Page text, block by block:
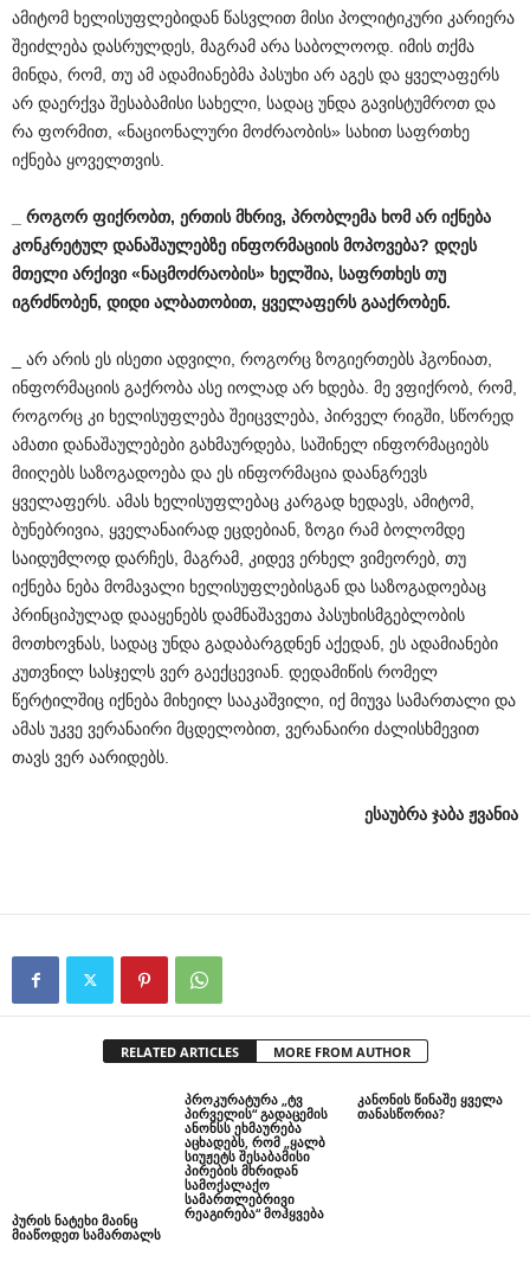
ამიტომ ხელისუფლებიდან წასვლით მისი პოლიტიკური კარიერა
შეიძლება დასრულდეს, მაგრამ არა საბოლოოდ. იმის თქმა
მინდა, რომ, თუ ამ ადამიანებმა პასუხი არ აგეს და ყველაფერს
არ დაერქვა შესაბამისი სახელი, სადაც უნდა გავისტუმროთ და
რა ფორმით, «ნაციონალური მოძრაობის» სახით საფრთხე
იქნება ყოველთვის.
როგორ ფიქრობთ, ერთის მხრივ, პრობლემა ხომ არ იქნება
კონკრეტულ დანაშაულებზე ინფორმაციის მოპოვება? დღეს
მთელი არქივი «ნაცმოძრაობის» ხელშია, საფრთხეს თუ
იგრძნობენ, დიდი ალბათობით, ყველაფერს გააქრობენ.
_ არ არის ეს ისეთი ადვილი, როგორც ზოგიერთებს ჰგონიათ,
ინფორმაციის გაქრობა ასე იოლად არ ხდება. მე ვფიქრობ, რომ,
როგორც კი ხელისუფლება შეიცვლება, პირველ რიგში, სწორედ
ამათი დანაშაულებები გახმაურდება, საშინელ ინფორმაციებს
მიიღებს საზოგადოება და ეს ინფორმაცია დაანგრევს
ყველაფერს. ამას ხელისუფლებაც კარგად ხედავს, ამიტომ,
ბუნებრივია, ყველანაირად ეცდებიან, ზოგი რამ ბოლომდე
საიდუმლოდ დარჩეს, მაგრამ, კიდევ ერხელ ვიმეორებ, თუ
იქნება ნება მომავალი ხელისუფლებისგან და საზოგადოებაც
პრინციპულად დააყენებს დამნაშავეთა პასუხისმგებლობის
მოთხოვნას, სადაც უნდა გადაბარგდნენ აქედან, ეს ადამიანები
კუთვნილ სასჯელს ვერ გაექცევიან. დედამიწის რომელ
წერტილშიც იქნება მიხეილ სააკაშვილი, იქ მიუვა სამართალი და
ამას უკვე ვერანაირი მცდელობით, ვერანაირი ძალისხმევით
თავს ვერ აარიდებს.
ესაუბრა ჯაბა ჟვანია
RELATED ARTICLES MORE FROM AUTHOR
პროკურატურა „ტვ
პირველის“ გადაცემის
ანონსს ეხმაურება
აცხადებს, რომ „ყალბ
სიუჟეტს შესაბამისი
პირების მხრიდან
სამოქალაქო
სამართლებრივი
რეაგირება“ მოჰყვება
კანონის წინაშე ყველა
თანასწორია?